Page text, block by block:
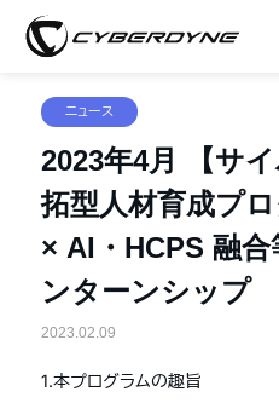
ニュース
2023年4月 【サ
拓型人材育成プ
× AI・HCPS 融合
ンターンシップ
2023.02.09
1.本プログラムの趣旨